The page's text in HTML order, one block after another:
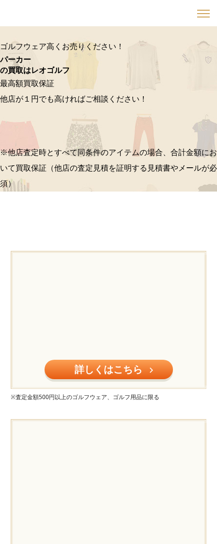
ゴルフウェア高くお売りください！
パーカー
の買取はレオゴルフ
最高額買取保証
他店が１円でも高ければご相談ください！
※他店査定時とすべて同条件のアイテムの場合、合計金額にお
いて買取保証（他店の査定見積を証明する見積書やメールが必
須）
詳しくはこちら
※査定金額500円以上のゴルフウェア、ゴルフ用品に限る